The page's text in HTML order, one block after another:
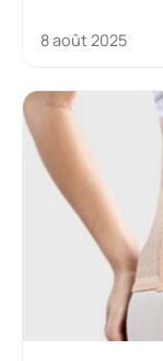
8 août 2025